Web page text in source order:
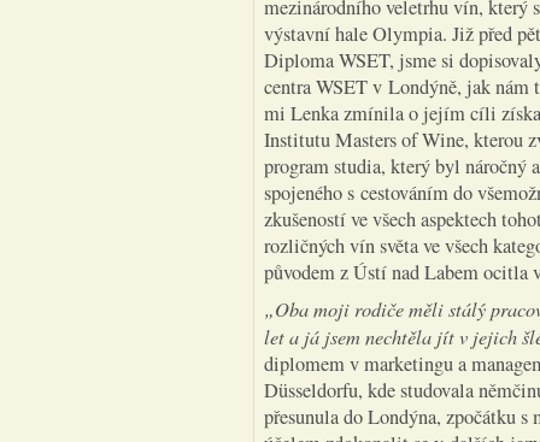
mezinárodního veletrhu vín, který
výstavní hale Olympia. Již před
Diploma WSET, jsme si
centra WSET v Londýně, jak
mi Lenka zmínila o jejím cíli
Institutu Masters of Wine, kterou
program studia, který byl náročný
spojeného s cestováním do
zkušeností ve všech aspektech
rozličných vín světa ve všech
původem z Ústí nad Labem ocitla
„Oba moji rodiče měli stálý
let a já jsem nechtěla jít v jejich
diplomem v marketingu a
Düsseldorfu, kde studovala
přesunula do Londýna, zpočátku s